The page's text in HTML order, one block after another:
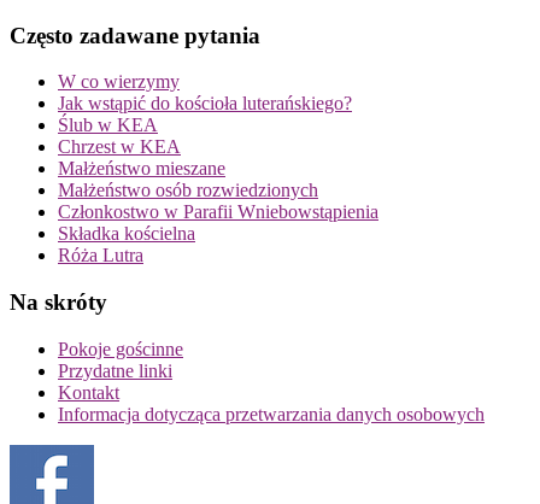
Często zadawane pytania
W co wierzymy
Jak wstąpić do kościoła luterańskiego?
Ślub w KEA
Chrzest w KEA
Małżeństwo mieszane
Małżeństwo osób rozwiedzionych
Członkostwo w Parafii Wniebowstąpienia
Składka kościelna
Róża Lutra
Na skróty
Pokoje gościnne
Przydatne linki
Kontakt
Informacja dotycząca przetwarzania danych osobowych